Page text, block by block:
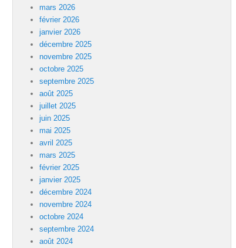
mars 2026
février 2026
janvier 2026
décembre 2025
novembre 2025
octobre 2025
septembre 2025
août 2025
juillet 2025
juin 2025
mai 2025
avril 2025
mars 2025
février 2025
janvier 2025
décembre 2024
novembre 2024
octobre 2024
septembre 2024
août 2024